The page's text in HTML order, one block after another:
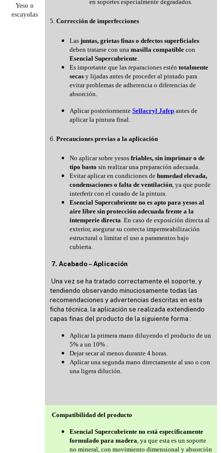
Yeso o
escayolas
en soportes especialmente degradados.
5. Corrección de imperfecciones
Las juntas, grietas finas o defectos superficiales
deben tratarse con una masilla compatible con
Esencial Supercubriente
Es importante que las reparaciones estén totalmente
secas y lijadas antes de proceder al pintado para
evitar problemas de adherencia o diferencias de
absorción.
Aplicar posteriormente Sellacryl Jafep antes de
aplicar la pintura final.
6. Precauciones previas a la aplicación
No aplicar sobre yesos friables, sin imprimar o de
tipo basto sin realizar una preparación adecuada.
Evitar aplicar en condiciones de humedad elevada,
condensaciones o falta de ventilación, ya que puede
interferir con el curado de la pintura.
Esencial Supercubriente no es apto para yesos al
aire libre sin protección adecuada frente a la
intemperie directa. En caso de exposición directa al
exterior, asegurar su correcta impermeabilización
estructural o limitar el uso a paramentos bajo
cubierta.
7. Acabado – Aplicación
Una vez se ha tratado correctamente el soporte, y
tendiendo observando minuciosamente todas las
recomendaciones y advertencias descritas en esta
ficha técnica, la aplicación se realizada extendiendo
capas finas del producto de la siguiente forma :
Aplicar la primera mano diluyendo el producto de un
5% a un 10% .
Dejar secar al menos durante 4 horas.
Aplicar una segunda mano directamente al uso o con
una ligera dilución.
Compatibilidad del producto
Esencial Supercubriente no está específicamente
formulado para madera , ya que esta es un soporte
no mineral, con movimiento dimensional y absorción